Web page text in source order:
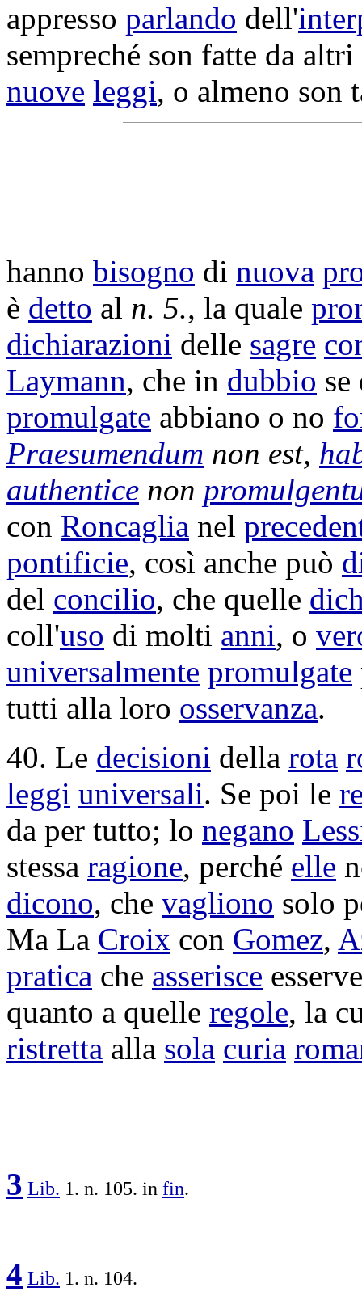
appresso parlando dell'
sempreché son fatte da
nuove leggi, o almeno son
hanno bisogno di nuova
è detto al n. 5., la quale
dichiarazioni delle sagre
Laymann, che in dubbio
promulgate abbiano o no
Praesumendum non est,
authentice non
con Roncaglia nel
pontificie, così anche può
del concilio, che quelle
coll'uso di molti anni, o
universalmente promulgate
tutti alla loro osservanza.
40. Le decisioni della rota
leggi universali. Se poi le
da per tutto; lo negano
stessa ragione, perché elle
dicono, che vagliono solo
Ma La Croix con Gomez,
pratica che asserisce
quanto a quelle regole, la
ristretta alla sola curia
3 Lib. 1. n. 105. in fin.
4 Lib. 1. n. 104.